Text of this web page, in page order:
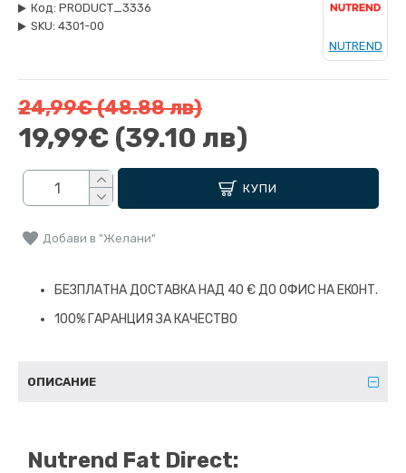
19,99€ (39.10 лв)
24,99€(48.88 лв)
Код: PRODUCT_3336
SKU: 4301-00
NUTREND
КУПИ
Добави в "Желани"
БЕЗПЛАТНА ДОСТАВКА НАД 40 € ДО ОФИС НА ЕКОНТ.
100% ГАРАНЦИЯ ЗА КАЧЕСТВО
ОПИСАНИЕ
Nutrend Fat Direct: